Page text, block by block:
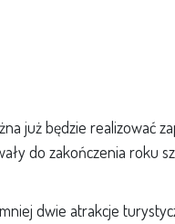
już będzie realizować
do zakończenia roku
dwie atrakcje